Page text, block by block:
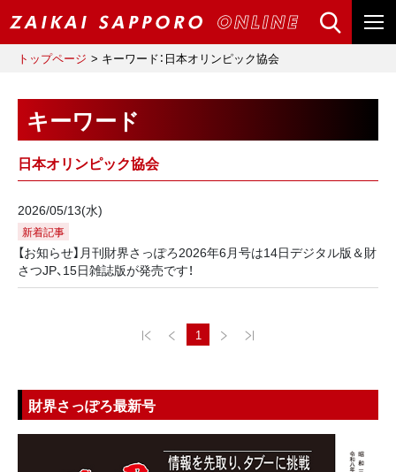
トップページ キーワード：日本オリンピック協会
キーワード
日本オリンピック協会
2026/05/13(水)
新着記事
【お知らせ】月刊財界さっぽろ2026年6月号は14日デジタル版＆財
さつJP、15日雑誌版が発売です！
1
財界さっぽろ最新号